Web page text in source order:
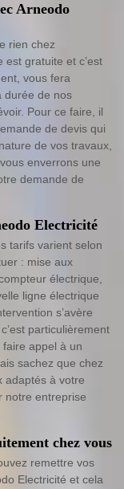
Arneodo
rien chez
est gratuite et c’est
vous fera
durée de nos
Pour ce faire, il
de devis qui
de vos travaux,
enverrons une
demande de
Electricité
tarifs varient selon
: mise aux
électrique,
ligne électrique
s’avère
particulièrement
appel à un
sachez que chez
adaptés à votre
notre entreprise
chez vous
remettre vos
Electricité et cela